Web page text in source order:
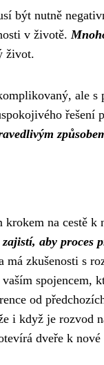
být nutně
v životě.
život.
ale
řešení
na cestě k
aby proces
má zkušenosti s
spojencem,
od
i když je rozvod
dveře k